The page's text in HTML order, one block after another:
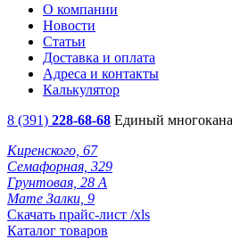
О компании
Новости
Статьи
Доставка и оплата
Адреса и контакты
Калькулятор
8 (391) 228-68-68 Единый
Киренского, 67
Семафорная, 329
Грунтовая, 28 А
Мате Залки, 9
Скачать прайс-лист /xls
Каталог товаров